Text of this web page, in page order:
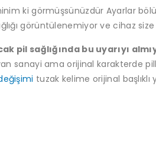
ki görmüşsünüzdür Ayarlar
görüntülenemiyor ve cihaz
pil sağlığında bu uyarıyı
sanayi ama orijinal karakterde
tuzak kelime orijinal başlıklı